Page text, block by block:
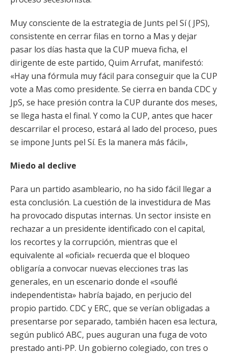
Muy consciente de la estrategia de Junts pel Sí ( JPS),
consistente en cerrar filas en torno a Mas y dejar
pasar los días hasta que la CUP mueva ficha, el
dirigente de este partido, Quim Arrufat, manifestó:
«Hay una fórmula muy fácil para conseguir que la CUP
vote a Mas como presidente. Se cierra en banda CDC y
JpS, se hace presión contra la CUP durante dos meses,
se llega hasta el final. Y como la CUP, antes que hacer
descarrilar el proceso, estará al lado del proceso, pues
se impone Junts pel Sí. Es la manera más fácil»,
Miedo al declive
Para un partido asambleario, no ha sido fácil llegar a
esta conclusión. La cuestión de la investidura de Mas
ha provocado disputas internas. Un sector insiste en
rechazar a un presidente identificado con el capital,
los recortes y la corrupción, mientras que el
equivalente al «oficial» recuerda que el bloqueo
obligaría a convocar nuevas elecciones tras las
generales, en un escenario donde el «souflé
independentista» habría bajado, en perjucio del
propio partido. CDC y ERC, que se verían obligadas a
presentarse por separado, también hacen esa lectura,
según publicó ABC, pues auguran una fuga de voto
prestado anti-PP. Un gobierno colegiado, con tres o